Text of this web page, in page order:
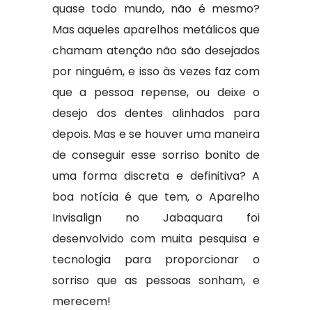
quase todo mundo, não é mesmo?
Mas aqueles aparelhos metálicos que
chamam atenção não são desejados
por ninguém, e isso às vezes faz com
que a pessoa repense, ou deixe o
desejo dos dentes alinhados para
depois. Mas e se houver uma maneira
de conseguir esse sorriso bonito de
uma forma discreta e definitiva? A
boa notícia é que tem, o Aparelho
Invisalign no Jabaquara foi
desenvolvido com muita pesquisa e
tecnologia para proporcionar o
sorriso que as pessoas sonham, e
merecem!